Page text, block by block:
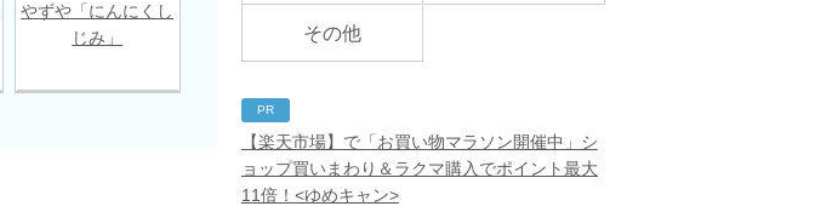
やずや「にんにくし
じみ」
その他
PR
【楽天市場】で「お買い物マラソン開催中」シ
ョップ買いまわり＆ラクマ購入でポイント最大
11倍！<ゆめキャン>